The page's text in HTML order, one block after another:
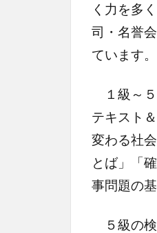
く力を多
司・名誉
ています。
１級～５
テキスト
変わる社
とば」「
事問題の
５級の検